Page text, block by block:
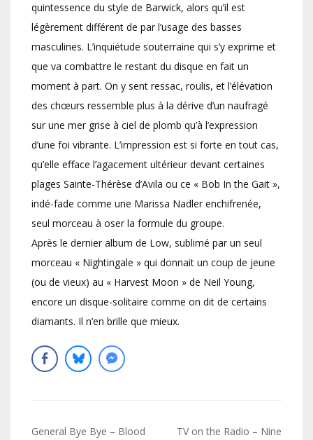
quintessence du style de Barwick, alors qu’il est
légèrement différent de par l’usage des basses
masculines. L’inquiétude souterraine qui s’y exprime et
que va combattre le restant du disque en fait un
moment à part. On y sent ressac, roulis, et l’élévation
des chœurs ressemble plus à la dérive d’un naufragé
sur une mer grise à ciel de plomb qu’à l’expression
d’une foi vibrante. L’impression est si forte en tout cas,
qu’elle efface l’agacement ultérieur devant certaines
plages Sainte-Thérèse d’Avila ou ce « Bob In the Gait »,
indé-fade comme une Marissa Nadler enchifrenée,
seul morceau à oser la formule du groupe.
Après le dernier album de Low, sublimé par un seul
morceau « Nightingale » qui donnait un coup de jeune
(ou de vieux) au « Harvest Moon » de Neil Young,
encore un disque-solitaire comme on dit de certains
diamants. Il n’en brille que mieux.
Navigation
General Bye Bye – Blood TV on the Radio – Nine